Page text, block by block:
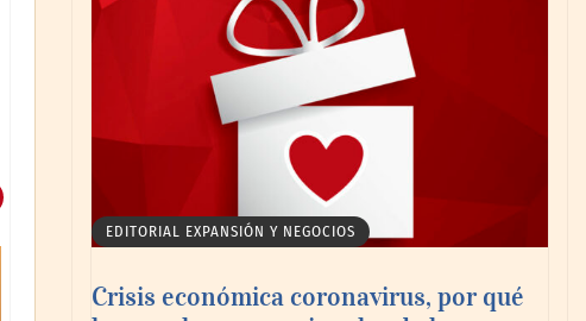
EDITORIAL EXPANSIÓN Y NEGOCIOS
Crisis económica coronavirus, por qué